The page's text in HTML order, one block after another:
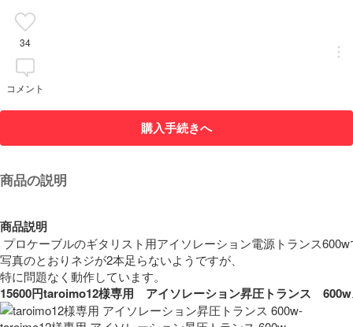
34
コメント
購入手続きへ
商品の説明
商品説明
プロケーブルのギタリスト用アイソレーション電源トランス
写真のとおりネジが2本足らないようですが、
15600円taroimo12様専用　アイソレーション昇圧トランス　